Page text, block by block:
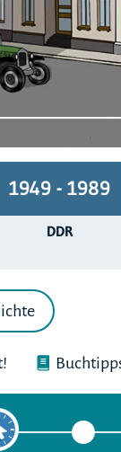
1949 - 1989
DDR